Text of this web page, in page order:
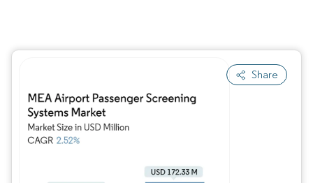
Share